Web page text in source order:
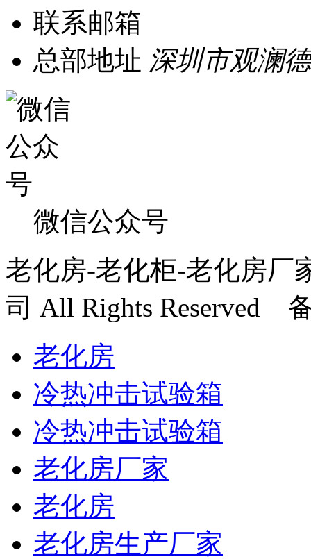
联系邮箱
总部地址 深圳市观澜
微信公众号
老化房-老化柜-老化房厂
司 All Rights Reserved
老化房
冷热冲击试验箱
冷热冲击试验箱
老化房厂家
老化房
老化房生产厂家